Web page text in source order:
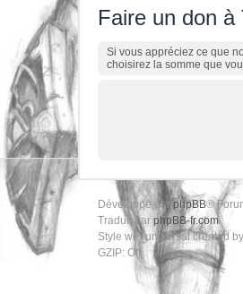
Faire un don
Si vous appréciez ce que
choisirez la somme que
Développé par phpBB®
Traduit par phpBB-fr.com
Style we_universal created by
GZIP: Off